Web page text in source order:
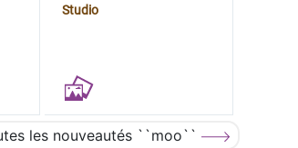
Studio
les nouveautés ``moo``